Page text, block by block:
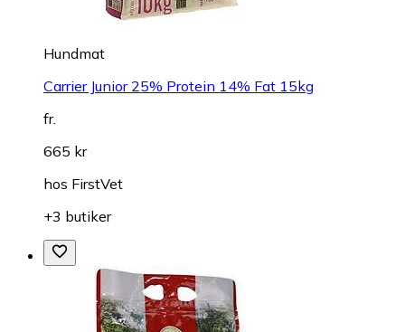
Hundmat
Carrier Junior 25% Protein 14% Fat 15kg
fr.
665 kr
hos FirstVet
+3 butiker